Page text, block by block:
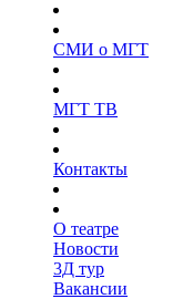
СМИ о МГТ
МГТ ТВ
Контакты
О театре
Новости
3Д тур
Вакансии